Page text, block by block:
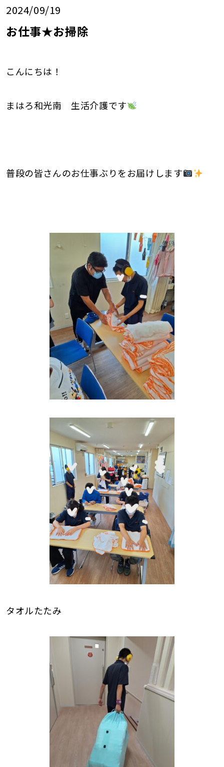
2024/09/19
お仕事★お掃除
こんにちは！
まはろ和光南 生活介護です
普段の皆さんのお仕事ぶりをお届けします
タオルたたみ